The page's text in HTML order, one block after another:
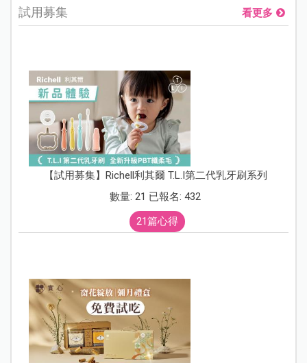
試用募集 看更多
【試用募集】Richell利其爾 T.L.I第二代乳牙刷系列
數量: 21 已報名: 432
21篇心得